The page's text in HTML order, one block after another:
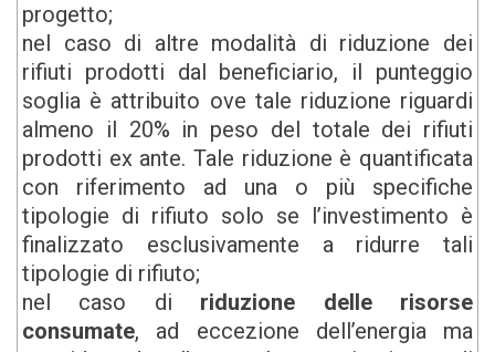
progetto;
nel caso di altre modalità di riduzione dei
rifiuti prodotti dal beneficiario, il punteggio
soglia è attribuito ove tale riduzione riguardi
almeno il 20% in peso del totale dei rifiuti
prodotti ex ante. Tale riduzione è quantificata
con riferimento ad una o più specifiche
tipologie di rifiuto solo se l’investimento è
finalizzato esclusivamente a ridurre tali
tipologie di rifiuto;
nel caso di riduzione delle risorse
consumate, ad eccezione dell’energia ma